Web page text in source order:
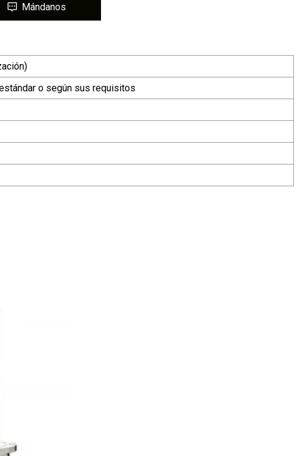
Mándanos
o según sus requisitos